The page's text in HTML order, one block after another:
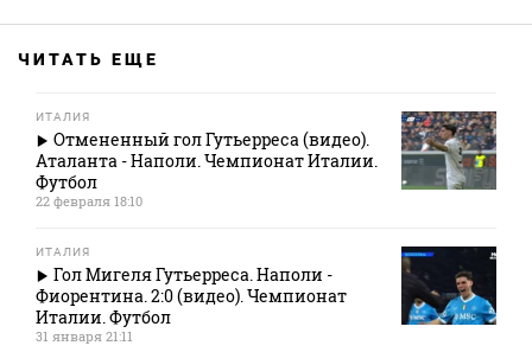
ЧИТАТЬ ЕЩЕ
ИТАЛИЯ
Отмененный гол Гутьерреса (видео).
Аталанта - Наполи. Чемпионат Италии.
Футбол
22 февраля 18:10
ИТАЛИЯ
Гол Мигеля Гутьерреса. Наполи -
Фиорентина. 2:0 (видео). Чемпионат
Италии. Футбол
31 января 21:11